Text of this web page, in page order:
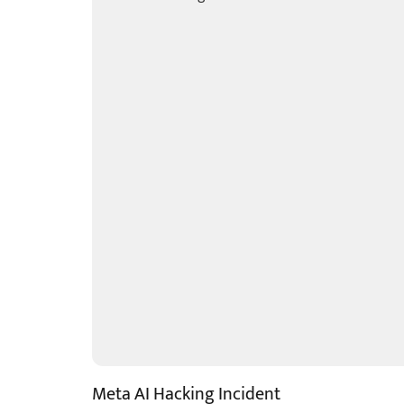
Meta AI Hacking Incident